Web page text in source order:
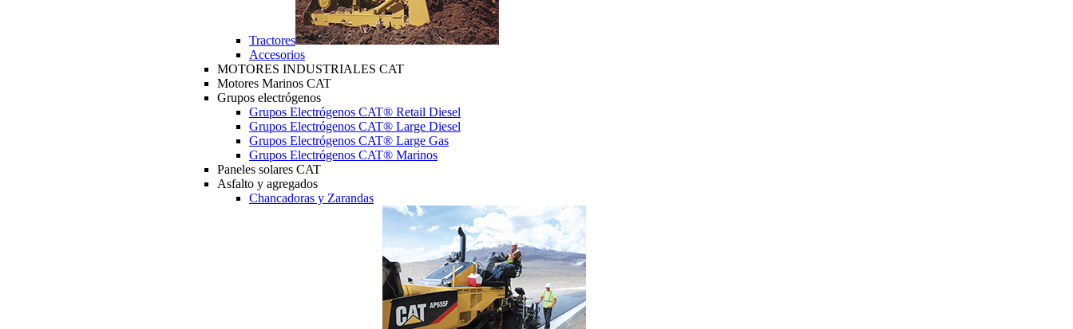
Tractores
Accesorios
MOTORES INDUSTRIALES CAT
Motores Marinos CAT
Grupos electrógenos
Grupos Electrógenos CAT® Retail Diesel
Grupos Electrógenos CAT® Large Diesel
Grupos Electrógenos CAT® Large Gas
Grupos Electrógenos CAT® Marinos
Paneles solares CAT
Asfalto y agregados
Chancadoras y Zarandas